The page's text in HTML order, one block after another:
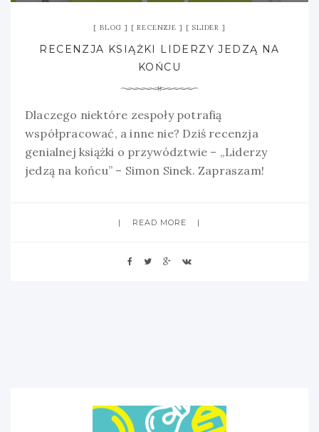
BLOG RECENZJE SLIDER
RECENZJA KSIĄŻKI LIDERZY JEDZĄ NA
KOŃCU
Dlaczego niektóre zespoły potrafią
współpracować, a inne nie? Dziś recenzja
genialnej książki o przywództwie – „Liderzy
jedzą na końcu” – Simon Sinek. Zapraszam!
READ MORE